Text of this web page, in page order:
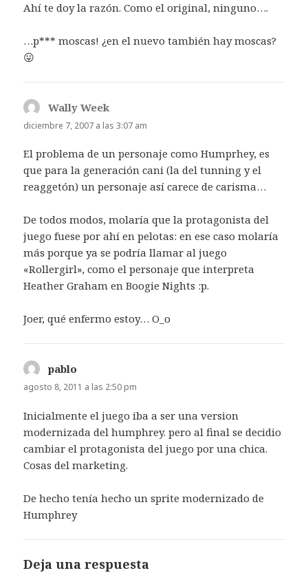
Ahí te doy la razón. Como el original, ninguno….
…p*** moscas! ¿en el nuevo también hay moscas?
😛
Wally Week
diciembre 7, 2007 a las 3:07 am
El problema de un personaje como Humprhey, es
que para la generación cani (la del tunning y el
reaggetón) un personaje así carece de carisma…
De todos modos, molaría que la protagonista del
juego fuese por ahí en pelotas: en ese caso molaría
más porque ya se podría llamar al juego
«Rollergirl», como el personaje que interpreta
Heather Graham en Boogie Nights :p.
Joer, qué enfermo estoy… O_o
pablo
agosto 8, 2011 a las 2:50 pm
Inicialmente el juego iba a ser una version
modernizada del humphrey. pero al final se decidio
cambiar el protagonista del juego por una chica.
Cosas del marketing.
De hecho tenía hecho un sprite modernizado de
Humphrey
Deja una respuesta